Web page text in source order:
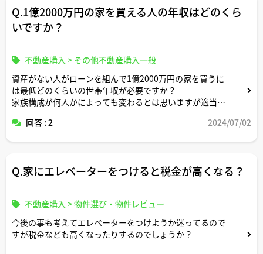
Q.1億2000万円の家を買える人の年収はどのくら
いですか？
不動産購入 > その他不動産購入一般
資産がない人がローンを組んで1億2000万円の家を買うに
は最低どのくらいの世帯年収が必要ですか？
家族構成が何人かによっても変わるとは思いますが適当な
よるサンプル事例をお示しください。
回答 : 2 2024/07/02
Q.家にエレベーターをつけると税金が高くなる？
不動産購入 >物件選び・物件レビュー
今後の事も考えてエレベーターをつけようか迷ってるので
すが税金なども高くなったりするのでしょうか？